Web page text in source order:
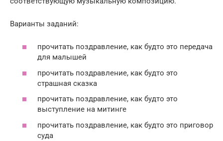
Варианты заданий:
прочитать поздравление, как будто это передача
для малышей
прочитать поздравление, как будто это
страшная сказка
прочитать поздравление, как будто это
выступление на митинге
прочитать поздравление, как будто это приговор
суда